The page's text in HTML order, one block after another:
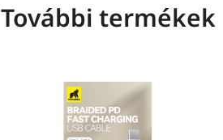
További termékek